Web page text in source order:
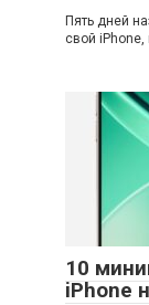
Пять дней
свой iPhone,
10
iPhone